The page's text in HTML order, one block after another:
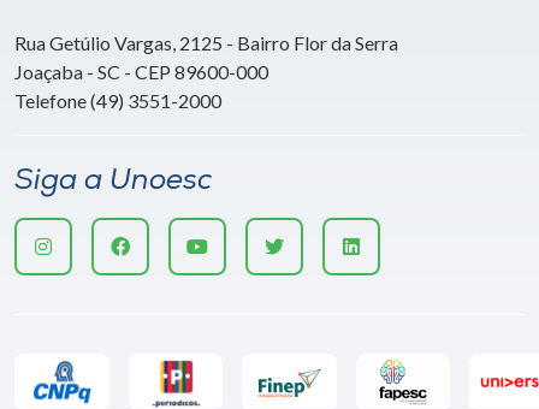
Rua Getúlio Vargas, 2125 - Bairro Flor da Serra
Joaçaba - SC - CEP 89600-000
Telefone (49) 3551-2000
Siga a Unoesc